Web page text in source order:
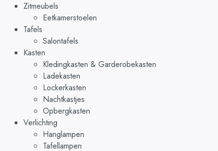
Zitmeubels
Eetkamerstoelen
Tafels
Salontafels
Kasten
Kledingkasten & Garderobekasten
Ladekasten
Lockerkasten
Nachtkastjes
Opbergkasten
Verlichting
Hanglampen
Tafellampen